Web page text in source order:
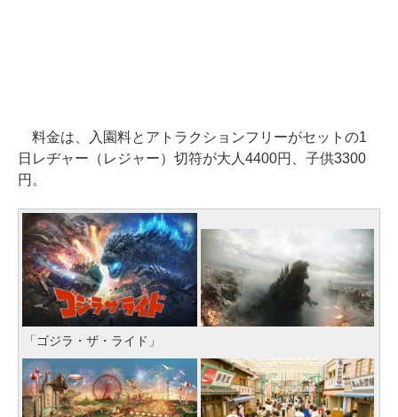
料金は、入園料とアトラクションフリーがセットの1
日レヂャー（レジャー）切符が大人4400円、子供3300
円。
「ゴジラ・ザ・ライド」